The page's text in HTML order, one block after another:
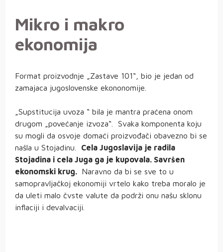
Mikro i makro
ekonomija
Format proizvodnje „Zastave 101“, bio je jedan od
zamajaca jugoslovenske ekononomije.
„Supstitucija uvoza “ bila je mantra praćena onom
drugom „povećanje izvoza“. Svaka komponenta koju
su mogli da osvoje domaći proizvođači obavezno bi se
našla u Stojadinu. Cela Jugoslavija je radila
Stojadina i cela Juga ga je kupovala. Savršen
ekonomski krug.
Naravno da bi se sve to u
samopravljačkoj ekonomiji vrtelo kako treba moralo je
da uleti malo čvste valute da podrži onu našu sklonu
inflaciji i devalvaciji.